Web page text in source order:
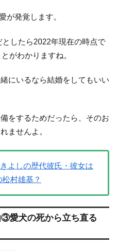
が発覚します。
したら2022年現在の時点で
がわかりますね。
にいるなら結婚をしてもいい
をするためだったら、そのお
ませんよ。
よしの歴代彼氏・彼女は
村雄基？
愛犬の死から立ち直る